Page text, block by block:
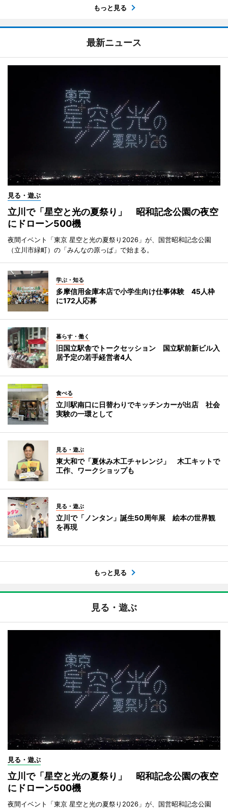
もっと見る
最新ニュース
見る・遊ぶ
立川で「星空と光の夏祭り」 昭和記念公園の夜空
にドローン500機
夜間イベント「東京 星空と光の夏祭り2026」が、国営昭和記念公園
（立川市緑町）の「みんなの原っぱ」で始まる。
学ぶ・知る
多摩信用金庫本店で小学生向け仕事体験 45人枠
に172人応募
暮らす・働く
旧国立駅舎でトークセッション 国立駅前新ビル入
居予定の若手経営者4人
食べる
立川駅南口に日替わりでキッチンカーが出店 社会
実験の一環として
見る・遊ぶ
東大和で「夏休み木工チャレンジ」 木工キットで
工作、ワークショップも
見る・遊ぶ
立川で「ノンタン」誕生50周年展 絵本の世界観
を再現
もっと見る
見る・遊ぶ
見る・遊ぶ
立川で「星空と光の夏祭り」 昭和記念公園の夜空
にドローン500機
夜間イベント「東京 星空と光の夏祭り2026」が、国営昭和記念公園